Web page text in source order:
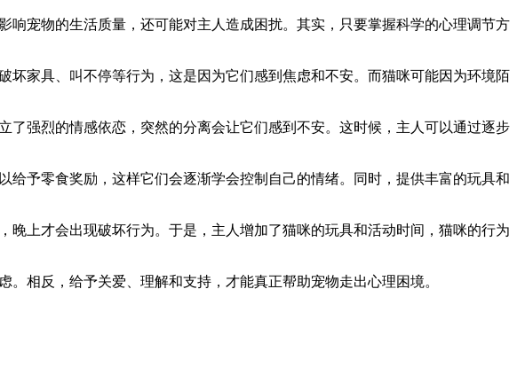
宠物的生活质量，还可能对主人造成困扰。其实，只要掌握科学的心理调节方
家具、叫不停等行为，这是因为它们感到焦虑和不安。而猫咪可能因为环境陌
强烈的情感依恋，突然的分离会让它们感到不安。这时候，主人可以通过逐步
予零食奖励，这样它们会逐渐学会控制自己的情绪。同时，提供丰富的玩具和
上才会出现破坏行为。于是，主人增加了猫咪的玩具和活动时间，猫咪的行为
相反，给予关爱、理解和支持，才能真正帮助宠物走出心理困境。